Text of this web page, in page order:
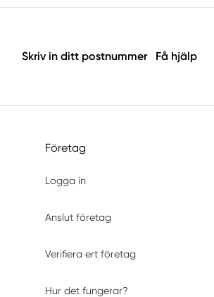
Skriv in ditt postnummer Få hjälp
Företag
Logga in
Anslut företag
Verifiera ert företag
Hur det fungerar?